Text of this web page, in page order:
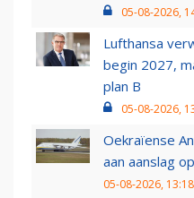
05-08-2026,
Lufthansa
begin 2027,
plan B
05-08-2026,
Oekraïense
aan aanslag
05-08-2026, 13:18